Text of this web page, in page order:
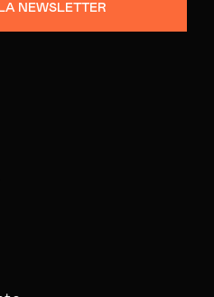
NEWSLETTER